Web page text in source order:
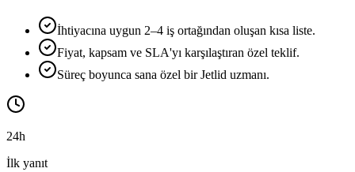
İhtiyacına uygun 2–4 iş ortağından oluşan kısa liste.
Fiyat, kapsam ve SLA'yı karşılaştıran özel teklif.
Süreç boyunca sana özel bir Jetlid uzmanı.
24h
İlk yanıt